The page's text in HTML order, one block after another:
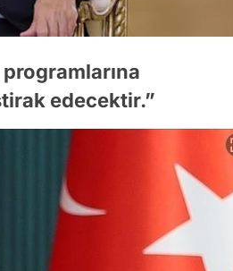
edecektir.”